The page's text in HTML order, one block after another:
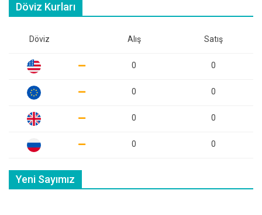
Döviz Kurları
Döviz Alış Satış
0 0
0 0
0 0
0 0
Yeni Sayımız